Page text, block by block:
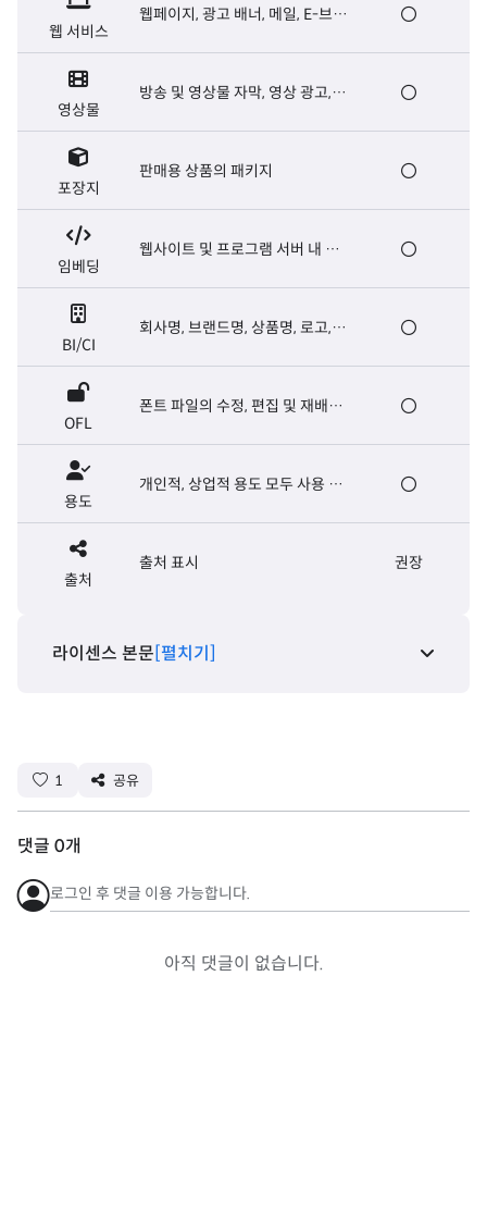
웹 서비스
웹페이지, 광고 배너, 메일, E-브로
영상물
방송 및 영상물 자막, 영상 광고,
포장지
판매용 상품의 패키지
임베딩
웹사이트 및 프로그램 서버 내 폰
BI/CI
회사명, 브랜드명, 상품명, 로고,
OFL
폰트 파일의 수정, 편집 및 재배포
지
용도
개인적, 상업적 용도 모두 사용 가
출처
출처 표시 권장
라이센스 본문[펼치기]
1 공유
댓글 0개
로그인 후 댓글 이용 가능합니다.
아직 댓글이 없습니다.